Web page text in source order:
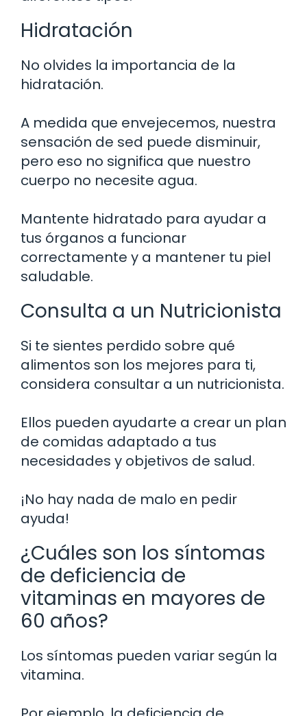
Hidratación
No olvides la importancia de la
hidratación.
A medida que envejecemos, nuestra
sensación de sed puede disminuir,
pero eso no significa que nuestro
cuerpo no necesite agua.
Mantente hidratado para ayudar a
tus órganos a funcionar
correctamente y a mantener tu piel
saludable.
Consulta a un Nutricionista
Si te sientes perdido sobre qué
alimentos son los mejores para ti,
considera consultar a un nutricionista.
Ellos pueden ayudarte a crear un plan
de comidas adaptado a tus
necesidades y objetivos de salud.
¡No hay nada de malo en pedir
ayuda!
¿Cuáles son los síntomas
de deficiencia de
vitaminas en mayores de
60 años?
Los síntomas pueden variar según la
vitamina.